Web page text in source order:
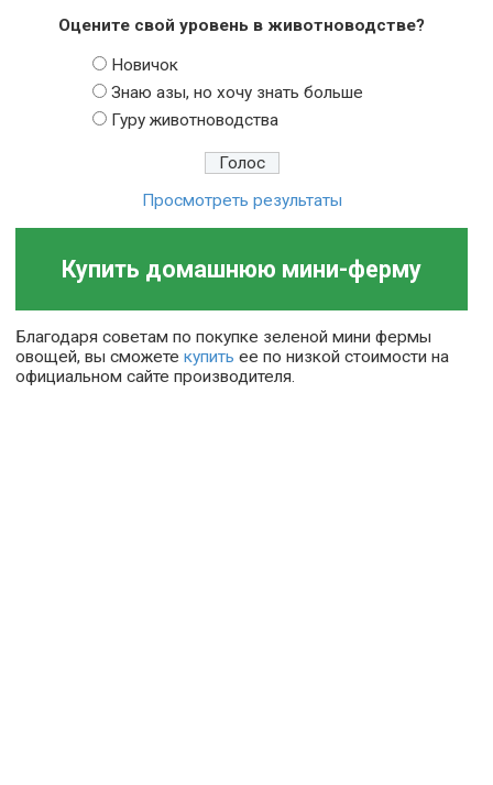
Оцените свой уровень в животноводстве?
Новичок
Знаю азы, но хочу знать больше
Гуру животноводства
Просмотреть результаты
Купить домашнюю мини-ферму
Благодаря советам по покупке зеленой мини фермы
овощей, вы сможетекупить ее по низкой стоимости на
официальном сайте производителя.